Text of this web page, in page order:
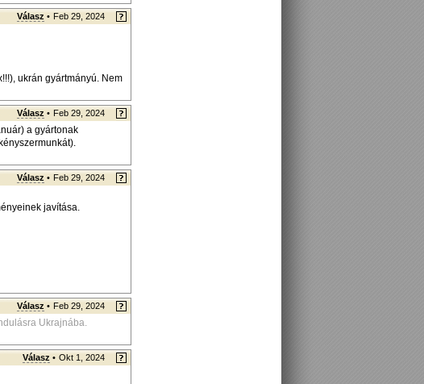
Válasz • Feb 29, 2024
ukrán gyártmányú. Nem
Válasz • Feb 29, 2024
a gyártonak
Válasz • Feb 29, 2024
javítása.
Válasz • Feb 29, 2024
Ukrajnába.
Válasz • Okt 1, 2024